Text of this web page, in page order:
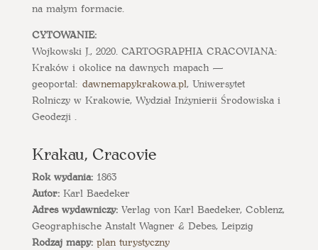
na małym formacie.
CYTOWANIE:
Wojkowski J., 2020. CARTOGRAPHIA CRACOVIANA:
Kraków i okolice na dawnych mapach —
geoportal: dawnemapykrakowa.pl, Uniwersytet
Rolniczy w Krakowie, Wydział Inżynierii Środowiska i
Geodezji .
Krakau, Cracovie
Rok wydania:1863
Autor:Karl Baedeker
Adres wydawniczy:Verlag von Karl Baedeker, Coblenz,
Geographische Anstalt Wagner & Debes, Leipzig
Rodzaj mapy: plan turystyczny